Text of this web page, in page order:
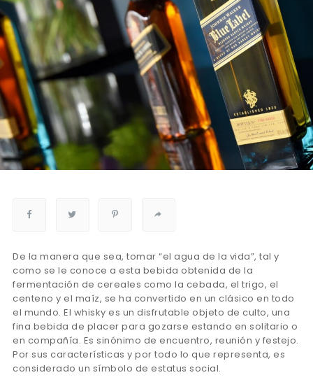
De la manera que sea, tomar “el agua de la vida”, tal y
como se le conoce a esta bebida obtenida de la
fermentación de cereales como la cebada, el trigo, el
centeno y el maíz, se ha convertido en un clásico en todo
el mundo. El whisky es un disfrutable objeto de culto, una
fina bebida de placer para gozarse estando en solitario o
en compañía. Es sinónimo de encuentro, reunión y festejo.
Por sus características y por todo lo que representa, es
considerado un símbolo de estatus social.